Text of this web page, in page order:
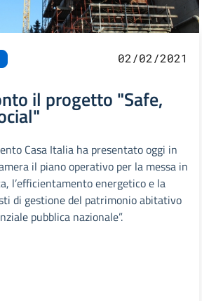
02/02/2021
il progetto "Safe,
Casa Italia ha presentato oggi in
il piano operativo per la messa in
l’efficientamento energetico e la
di gestione del patrimonio abitativo
pubblica nazionale”.